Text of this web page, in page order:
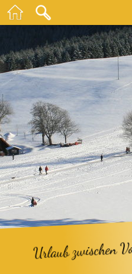
Urlaub zwischen